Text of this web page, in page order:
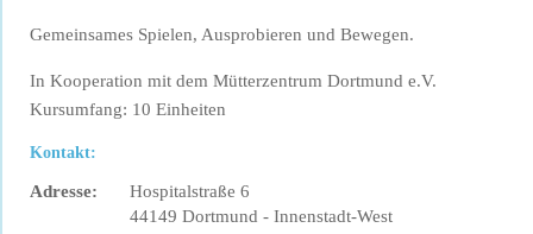
Gemeinsames Spielen, Ausprobieren und Bewegen.
In Kooperation mit dem Mütterzentrum Dortmund e.V.
Kursumfang: 10 Einheiten
Kontakt:
Adresse:
Hospitalstraße 6
44149 Dortmund - Innenstadt-West